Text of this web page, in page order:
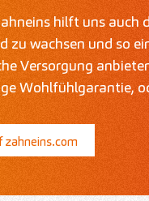
hilft uns auch
zu wachsen und so
Versorgung
Wohlfühlgarantie,
zahneins.com